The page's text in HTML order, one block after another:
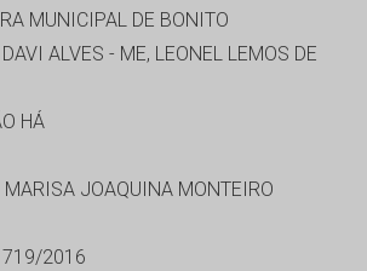
MUNICIPAL DE BONITO
DAVI ALVES - ME, LEONEL LEMOS DE
HÁ
MARISA JOAQUINA MONTEIRO
2016